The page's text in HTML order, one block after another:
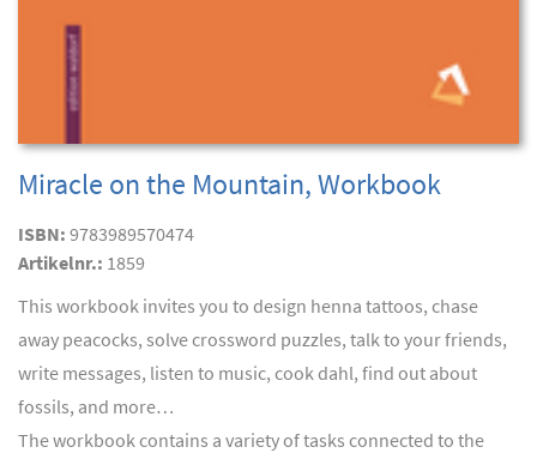
Miracle on the Mountain, Workbook
ISBN: 9783989570474
Artikelnr.: 1859
This workbook invites you to design henna tattoos, chase
away peacocks, solve crossword puzzles, talk to your friends,
write messages, listen to music, cook dahl, find out about
fossils, and more…
The workbook contains a variety of tasks connected to the